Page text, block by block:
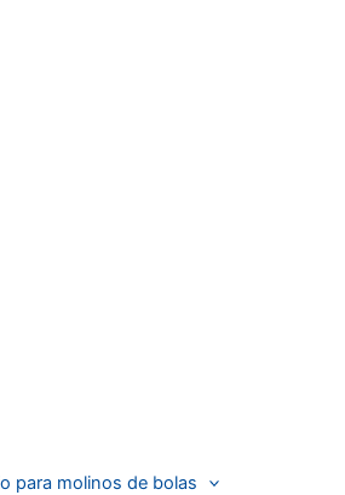
para molinos de bolas